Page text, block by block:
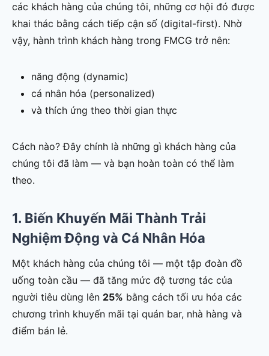
các khách hàng của chúng tôi, những cơ hội đó được
khai thác bằng cách tiếp cận số (digital-first). Nhờ
vậy, hành trình khách hàng trong FMCG trở nên:
năng động (dynamic)
cá nhân hóa (personalized)
và thích ứng theo thời gian thực
Cách nào? Đây chính là những gì khách hàng của
chúng tôi đã làm — và bạn hoàn toàn có thể làm
theo.
1. Biến Khuyến Mãi Thành Trải
Nghiệm Động và Cá Nhân Hóa
Một khách hàng của chúng tôi — một tập đoàn đồ
uống toàn cầu — đã tăng mức độ tương tác của
người tiêu dùng lên 25% bằng cách tối ưu hóa các
chương trình khuyến mãi tại quán bar, nhà hàng và
điểm bán lẻ.